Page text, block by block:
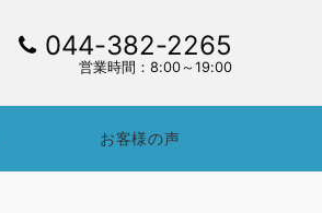
044-382-2265
営業時間：8:00～19:00
お客様の声